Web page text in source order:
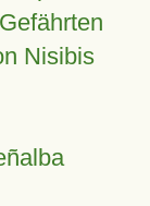
Nisibis